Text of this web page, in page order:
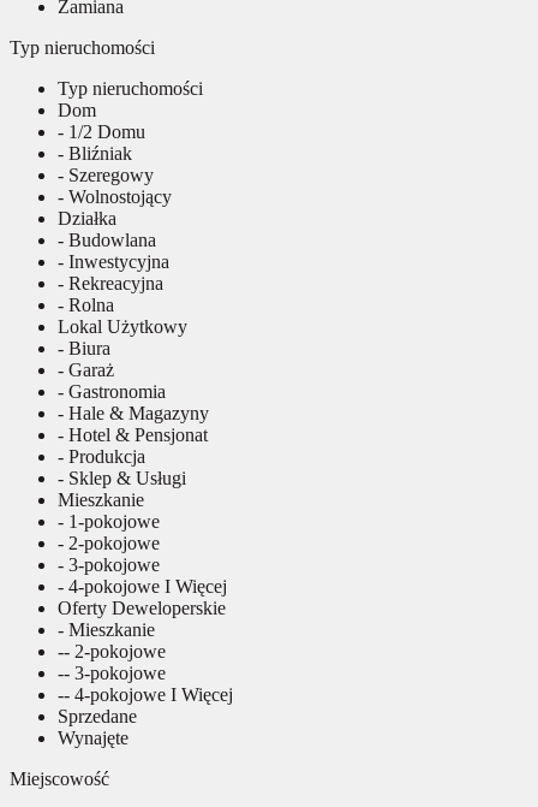
Zamiana
Typ nieruchomości
Typ nieruchomości
Dom
- 1/2 Domu
- Bliźniak
- Szeregowy
- Wolnostojący
Działka
- Budowlana
- Inwestycyjna
- Rekreacyjna
- Rolna
Lokal Użytkowy
- Biura
- Garaż
- Gastronomia
- Hale & Magazyny
- Hotel & Pensjonat
- Produkcja
- Sklep & Usługi
Mieszkanie
- 1-pokojowe
- 2-pokojowe
- 3-pokojowe
- 4-pokojowe I Więcej
Oferty Deweloperskie
- Mieszkanie
-- 2-pokojowe
-- 3-pokojowe
-- 4-pokojowe I Więcej
Sprzedane
Wynajęte
Miejscowość